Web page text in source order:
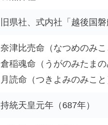
旧県社、式内社「越後国
奈津比売命（なつめのみこ
倉稲魂命（うがのみたまの
月読命（つきよみのみこと
持統天皇元年（687年）